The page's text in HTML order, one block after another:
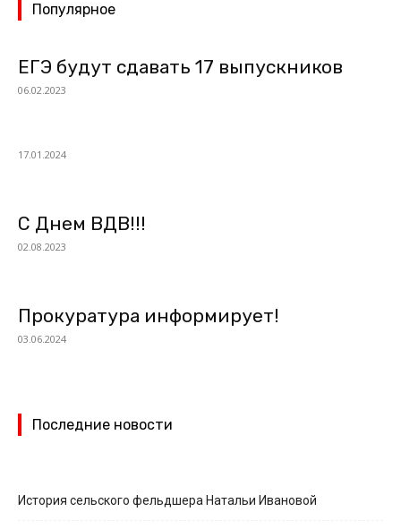
Популярное
ЕГЭ будут сдавать 17 выпускников
06.02.2023
17.01.2024
С Днем ВДВ!!!
02.08.2023
Прокуратура информирует!
03.06.2024
Последние новости
История сельского фельдшера Натальи Ивановой